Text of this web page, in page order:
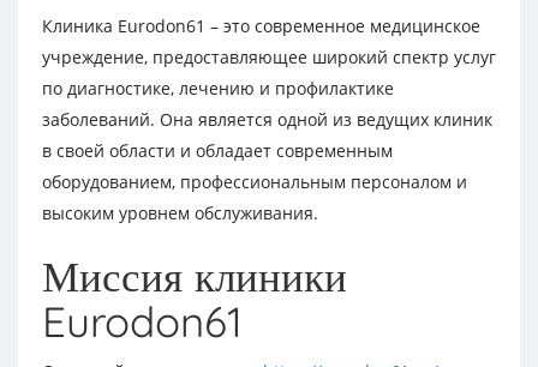
Клиника Eurodon61 – это современное медицинское
учреждение, предоставляющее широкий спектр услуг
по диагностике, лечению и профилактике
заболеваний. Она является одной из ведущих клиник
в своей области и обладает современным
оборудованием, профессиональным персоналом и
высоким уровнем обслуживания.
Миссия клиники
Eurodon61